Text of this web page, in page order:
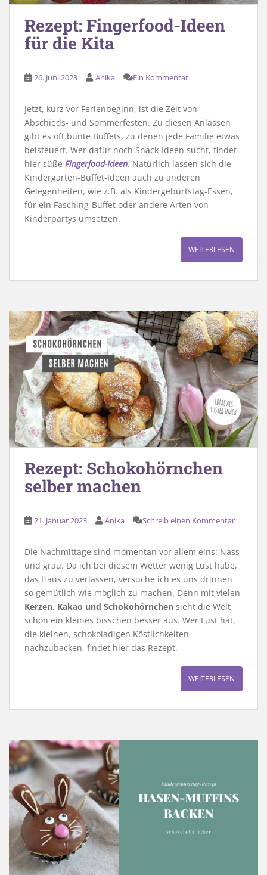
Rezept: Fingerfood-Ideen
für die Kita
26. Juni 2023 Anika Ein Kommentar
Jetzt, kurz vor Ferienbeginn, ist die Zeit von
Abschieds- und Sommerfesten. Zu diesen Anlässen
gibt es oft bunte Buffets, zu denen jede Familie etwas
beisteuert. Wer dafür noch Snack-Ideen sucht, findet
hier süße Fingerfood-Ideen. Natürlich lassen sich die
Kindergarten-Buffet-Ideen auch zu anderen
Gelegenheiten, wie z.B. als Kindergeburtstag-Essen,
für ein Fasching-Buffet oder andere Arten von
Kinderpartys umsetzen.
WEITERLESEN
Rezept: Schokohörnchen
selber machen
21. Januar 2023 Anika Schreib einen Kommentar
Die Nachmittage sind momentan vor allem eins: Nass
und grau. Da ich bei diesem Wetter wenig Lust habe,
das Haus zu verlassen, versuche ich es uns drinnen
so gemütlich wie möglich zu machen. Denn mit vielen
Kerzen, Kakao und Schokohörnchen sieht die Welt
schon ein kleines bisschen besser aus. Wer Lust hat,
die kleinen, schokoladigen Köstlichkeiten
nachzubacken, findet hier das Rezept.
WEITERLESEN